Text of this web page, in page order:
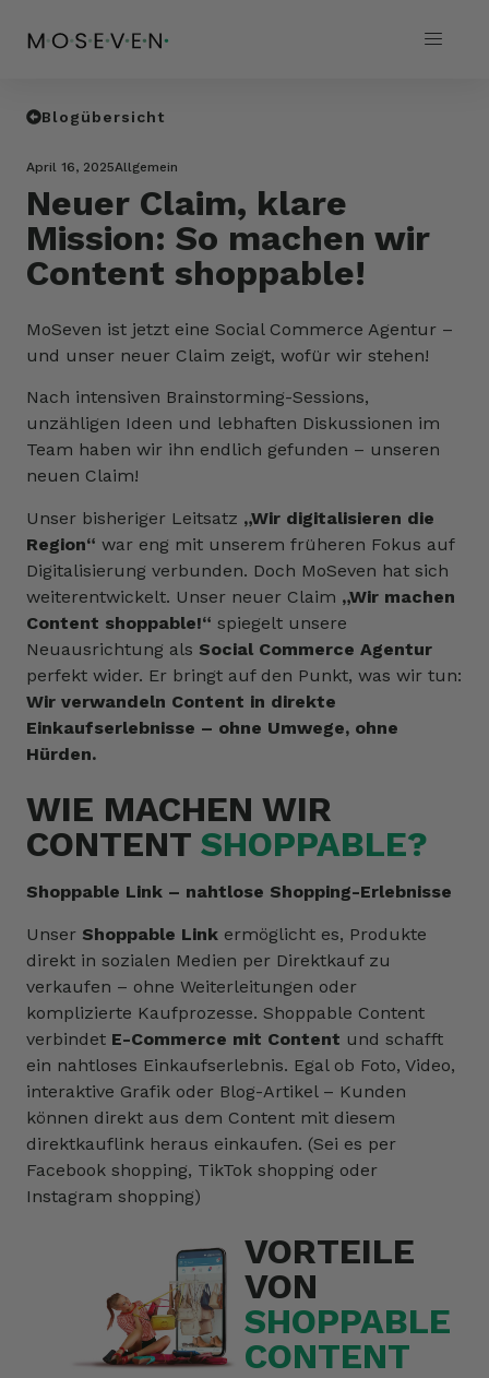
Blogübersicht
April 16, 2025Allgemein
Neuer Claim, klare
Mission: So machen wir
Content shoppable!
MoSeven ist jetzt eine Social Commerce Agentur –
und unser neuer Claim zeigt, wofür wir stehen!
Nach intensiven Brainstorming-Sessions,
unzähligen Ideen und lebhaften Diskussionen im
Team haben wir ihn endlich gefunden – unseren
neuen Claim!
Unser bisheriger Leitsatz „Wir digitalisieren die
Region“ war eng mit unserem früheren Fokus auf
Digitalisierung verbunden. Doch MoSeven hat sich
weiterentwickelt. Unser neuer Claim „Wir machen
Content shoppable!“ spiegelt unsere
Neuausrichtung als Social Commerce Agentur
perfekt wider. Er bringt auf den Punkt, was wir tun:
Wir verwandeln Content in direkte
Einkaufserlebnisse – ohne Umwege, ohne
Hürden.
WIE MACHEN WIR
CONTENT SHOPPABLE?
Shoppable Link – nahtlose Shopping-Erlebnisse
Unser Shoppable Link ermöglicht es, Produkte
direkt in sozialen Medien per Direktkauf zu
verkaufen – ohne Weiterleitungen oder
komplizierte Kaufprozesse. Shoppable Content
verbindet E-Commerce mit Content und schafft
ein nahtloses Einkaufserlebnis. Egal ob Foto, Video,
interaktive Grafik oder Blog-Artikel – Kunden
können direkt aus dem Content mit diesem
direktkauflink heraus einkaufen. (Sei es per
Facebook shopping, TikTok shopping oder
Instagram shopping)
VORTEILE
VON
SHOPPABLE
CONTENT